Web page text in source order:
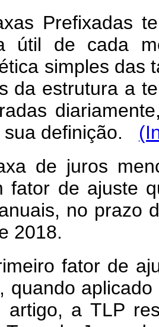
Prefixadas
útil de cada
simples das
da estrutura a
sua definição.
de juros
fator de ajuste
no prazo
2018.
fator de
quando
artigo, a TLP